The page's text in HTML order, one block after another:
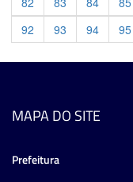
92
93 94 95
MAPA DO SITE
Prefeitura